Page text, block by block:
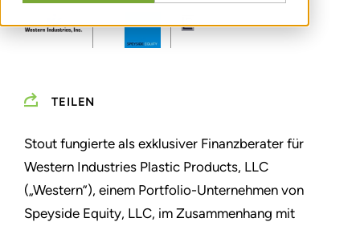
TEILEN
Stout fungierte als exklusiver Finanzberater für
Western Industries Plastic Products, LLC
(„Western”), einem Portfolio-Unternehmen von
Speyside Equity, LLC, im Zusammenhang mit